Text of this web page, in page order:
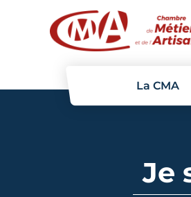
La CMA
Je
Panneau de gestion des cookies